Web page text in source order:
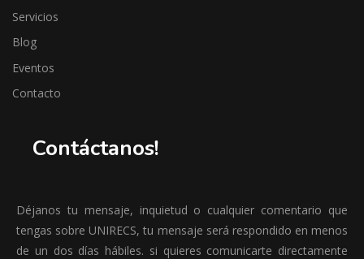
Servicios
Blog
Eventos
Contacto
Contáctanos!
Déjanos tu mensaje, inquietud o cualquier comentario que
tengas sobre UNIRECS, tu mensaje será respondido en menos
de un dos días hábiles. si quieres comunicarte directamente